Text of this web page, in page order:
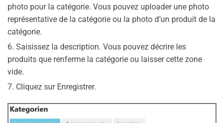
photo pour la catégorie. Vous pouvez uploader une photo
représentative de la catégorie ou la photo d’un produit de la
catégorie.
6. Saisissez la description. Vous pouvez décrire les
produits que renferme la catégorie ou laisser cette zone
vide.
7. Cliquez sur Enregistrer.